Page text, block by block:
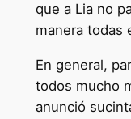
que a Lia no
manera todas
En general,
todos mucho
anunció